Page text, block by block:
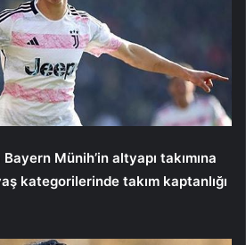
Münih’in altyapı takımına
kategorilerinde takım kaptanlığı